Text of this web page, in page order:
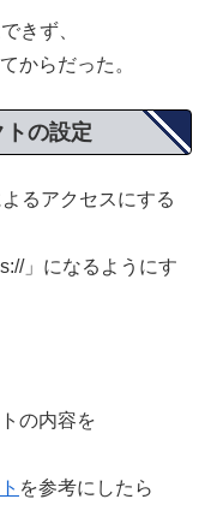
きず、
からだった。
の設定
るアクセスにする
」になるようにす
の内容を
を参考にしたら